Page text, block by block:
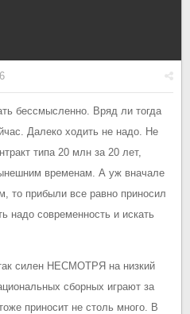
бессмысленно. Вряд ли тогда
Далеко ходить не надо. Не
типа 20 млн за 20 лет,
временам. А уж вначале
то прибыли все равно приносил
надо современность и искать
силен НЕСМОТРЯ на низкий
сборных играют за
приносит не столь много. В